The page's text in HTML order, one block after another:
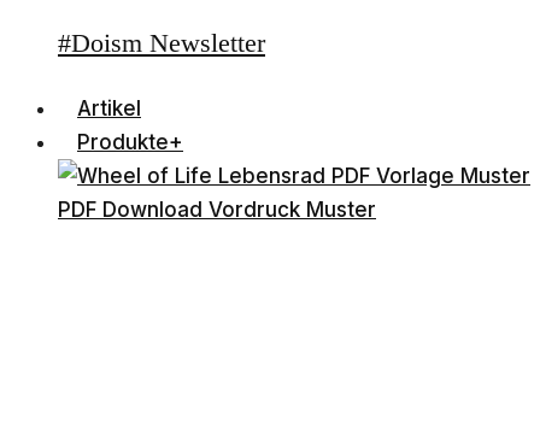
#Doism Newsletter
Artikel
Produkte+